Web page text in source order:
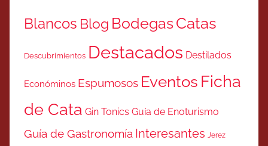
Blancos Blog BodegasCatas
Descubrimientos Destacados Destilados
Económinos Espumosos Eventos Ficha
de Cata Gin Tonics Guía de Enoturismo
Guía de Gastronomía Interesantes Jerez